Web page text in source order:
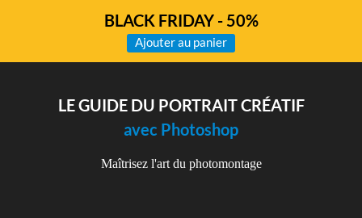
BLACK FRIDAY - 50%
Ajouter au panier
LE GUIDE DU PORTRAIT CRÉATIF
avec Photoshop
Maîtrisez l'art du photomontage